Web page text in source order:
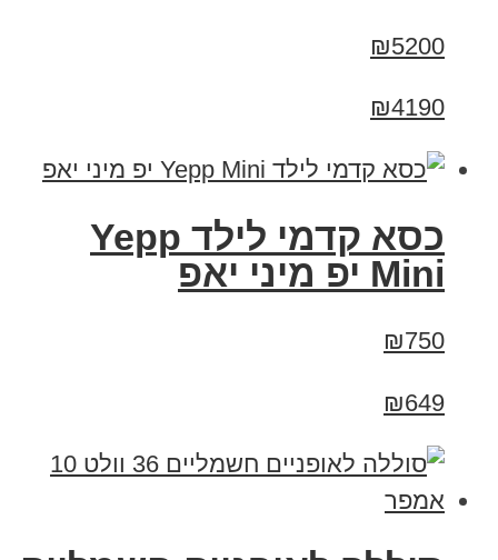
₪5200
₪4190
כסא קדמי לילד Yepp
Mini יפ מיני יאפ
₪750
₪649